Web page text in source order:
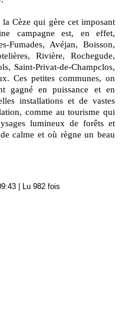
Cèze qui gère cet imposant
campagne est, en effet,
Fumades, Avéjan, Boisson,
Rivière, Rochegude,
Saint-Privat-de-Champclos,
Ces petites communes, on
gagné en puissance et en
installations et de vastes
comme au tourisme qui
lumineux de forêts et
calme et où règne un beau
| Lu 982 fois